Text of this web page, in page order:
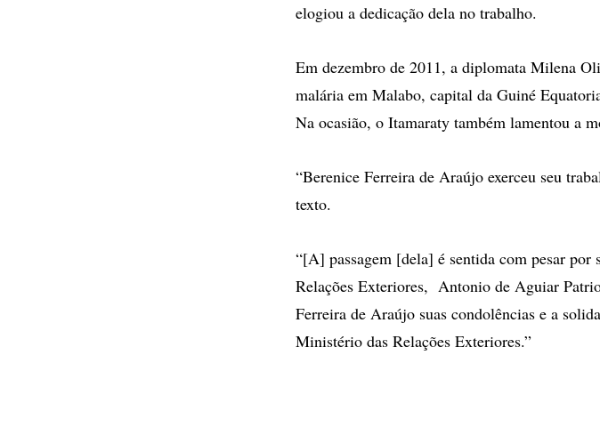
elogiou a dedicação dela no trabalho.
Em dezembro de 2011, a diplomata Milena
malária em Malabo, capital da Guiné
Na ocasião, o Itamaraty também lamentou a
“Berenice Ferreira de Araújo exerceu seu
texto.
“[A] passagem [dela] é sentida com pesar por
Relações Exteriores, Antonio de Aguiar
Ferreira de Araújo suas condolências e a
Ministério das Relações Exteriores.”